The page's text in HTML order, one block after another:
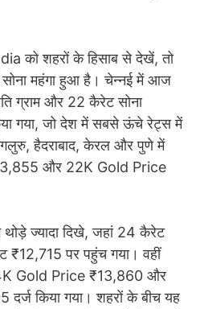
को शहरों के हिसाब से देखें, तो
महंगा हुआ है। चेन्नई में आज
ग्राम और 22 कैरेट सोना
गया, जो देश में सबसे ऊंचे रेट्स में
हैदराबाद, केरल और पुणे में
और 22K Gold Price
थोड़े ज्यादा दिखे, जहां 24 कैरेट
पर पहुंच गया। वहीं
Gold Price ₹13,860 और
किया गया। शहरों के बीच यह